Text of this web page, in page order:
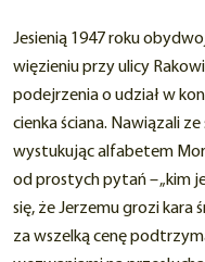
Jesienią 1947 roku
więzieniu przy ulicy
podejrzenia o udział w
cienka ściana. Nawiązali
wystukując alfabetem
od prostych pytań – „kim
się, że Jerzemu grozi kara
za wszelką cenę